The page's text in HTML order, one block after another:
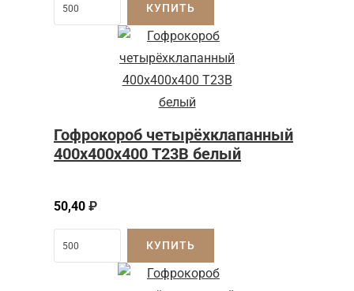
КУПИТЬ
Гофрокороб четырёхклапанный
400х400х400 Т23В белый
50,40 ₽
КУПИТЬ